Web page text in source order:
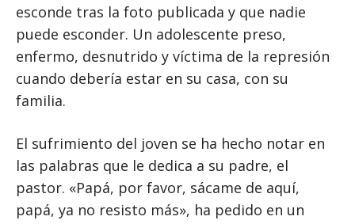
esconde tras la foto publicada y que nadie
puede esconder. Un adolescente preso,
enfermo, desnutrido y víctima de la represión
cuando debería estar en su casa, con su
familia.
El sufrimiento del joven se ha hecho notar en
las palabras que le dedica a su padre, el
pastor. «Papá, por favor, sácame de aquí,
papá, ya no resisto más», ha pedido en un